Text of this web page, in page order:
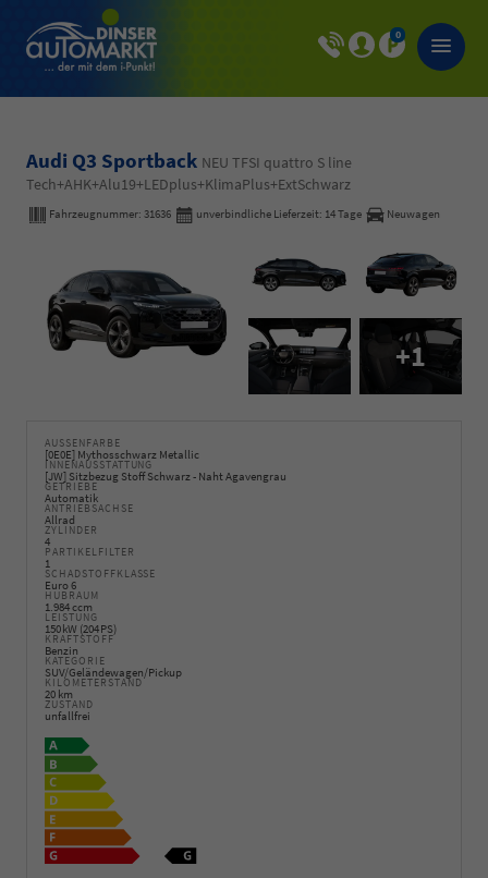
0
Audi Q3 Sportback NEU TFSI quattro S line
Tech+AHK+Alu19+LEDplus+KlimaPlus+ExtSchwarz
Fahrzeugnummer: 31636 unverbindliche Lieferzeit: 14 Tage Neuwagen
+1
AUSSENFARBE
[0E0E] Mythosschwarz Metallic
INNENAUSSTATTUNG
[JW] Sitzbezug Stoff Schwarz - Naht Agavengrau
GETRIEBE
Automatik
ANTRIEBSACHSE
Allrad
ZYLINDER
4
PARTIKELFILTER
1
SCHADSTOFFKLASSE
Euro 6
HUBRAUM
1.984 ccm
LEISTUNG
150 kW (204 PS)
KRAFTSTOFF
Benzin
KATEGORIE
SUV/Geländewagen/Pickup
KILOMETERSTAND
20 km
ZUSTAND
unfallfrei